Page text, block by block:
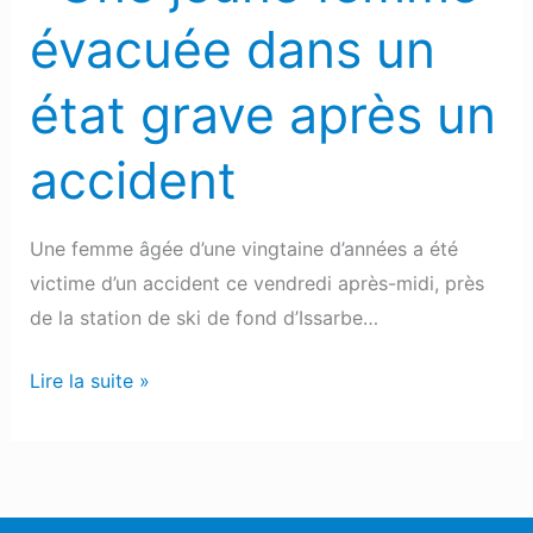
évacuée dans un
état grave après un
accident
Une femme âgée d’une vingtaine d’années a été
victime d’un accident ce vendredi après-midi, près
de la station de ski de fond d’Issarbe…
un
accident
Lire la suite »